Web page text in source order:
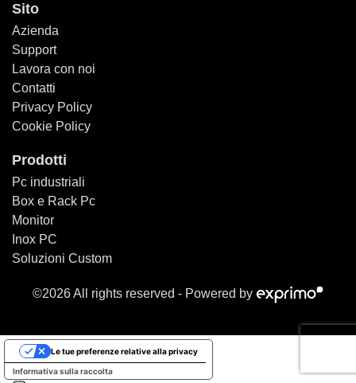
Sito
Azienda
Support
Lavora con noi
Contatti
Privacy Policy
Cookie Policy
Prodotti
Pc industriali
Box e Rack Pc
Monitor
Inox PC
Soluzioni Custom
©2026 All rights reserved - Powered by
Informativa sulla raccolta
Le tue preferenze relative alla privacy